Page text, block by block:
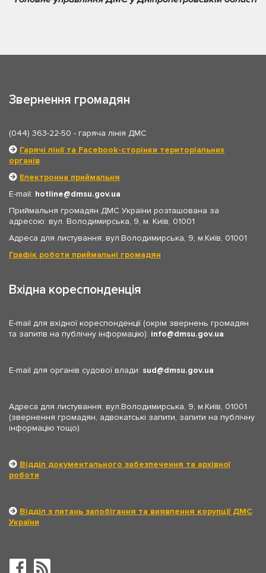
Звернення громадян
(044) 363-22-50 - гаряча лінія ДМС
Гарячі лінії та Facebook-сторінки територіальних
органів
Електронна приймальня
E-mail: hotline
dmsu.gov.ua
Приймальня громадян ДМС України розташована за
адресою: вул. Володимирська, 9, м. Київ, 01001
Адреса для листування: вул.Володимирська, 9, м.Київ, 01001
Графік роботи приймальні громадян
Вхідна кореспонденція
E-mail для вхідної кореспонденції (окрім звернень громадян
та запитів на публічну інформацію): info dmsu.gov.ua
E-mail для органів судової влади: sud dmsu.gov.ua
Адреса для листування: вул.Володимирська, 9, м.Київ, 01001
(звернення громадян, адвокатські запити, запити на публічну
інформацію тощо)
Відділ документального забезпечення та архівної
роботи
Відділ з питань запобігання та виявлення корупції ДМС
України